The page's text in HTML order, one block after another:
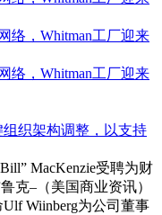
组织架构调整，以支持
MacKenzie受聘为财
克–（美国商业资讯）
Ulf Wiinberg为公司董事